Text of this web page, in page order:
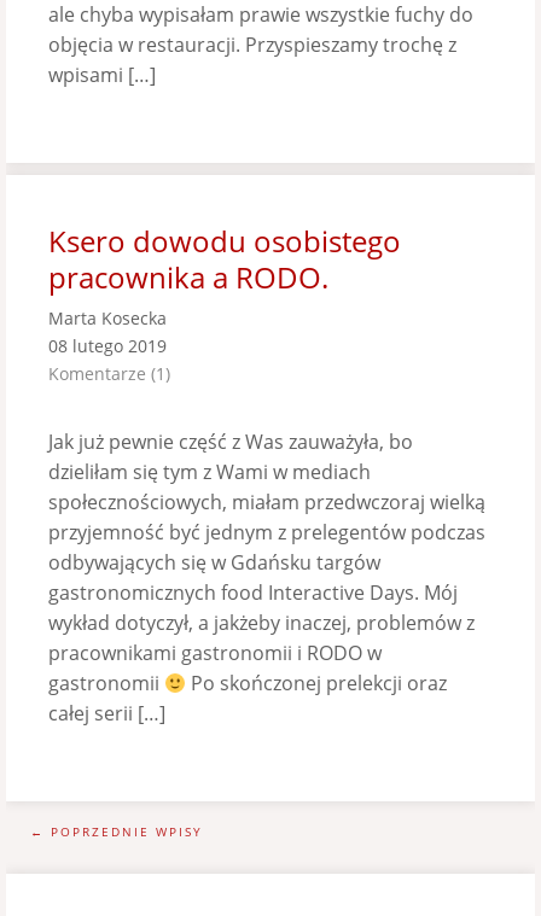
ale chyba wypisałam prawie wszystkie fuchy do
objęcia w restauracji. Przyspieszamy trochę z
wpisami […]
Ksero dowodu osobistego
pracownika a RODO.
Marta Kosecka
08 lutego 2019
Komentarze (1)
Jak już pewnie część z Was zauważyła, bo
dzieliłam się tym z Wami w mediach
społecznościowych, miałam przedwczoraj wielką
przyjemność być jednym z prelegentów podczas
odbywających się w Gdańsku targów
gastronomicznych food Interactive Days. Mój
wykład dotyczył, a jakżeby inaczej, problemów z
pracownikami gastronomii i RODO w
gastronomii
Po skończonej prelekcji oraz
całej serii […]
← POPRZEDNIE WPISY